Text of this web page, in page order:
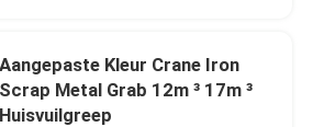
Aangepaste Kleur Crane Iron
Scrap Metal Grab 12m ³ 17m ³
Huisvuilgreep